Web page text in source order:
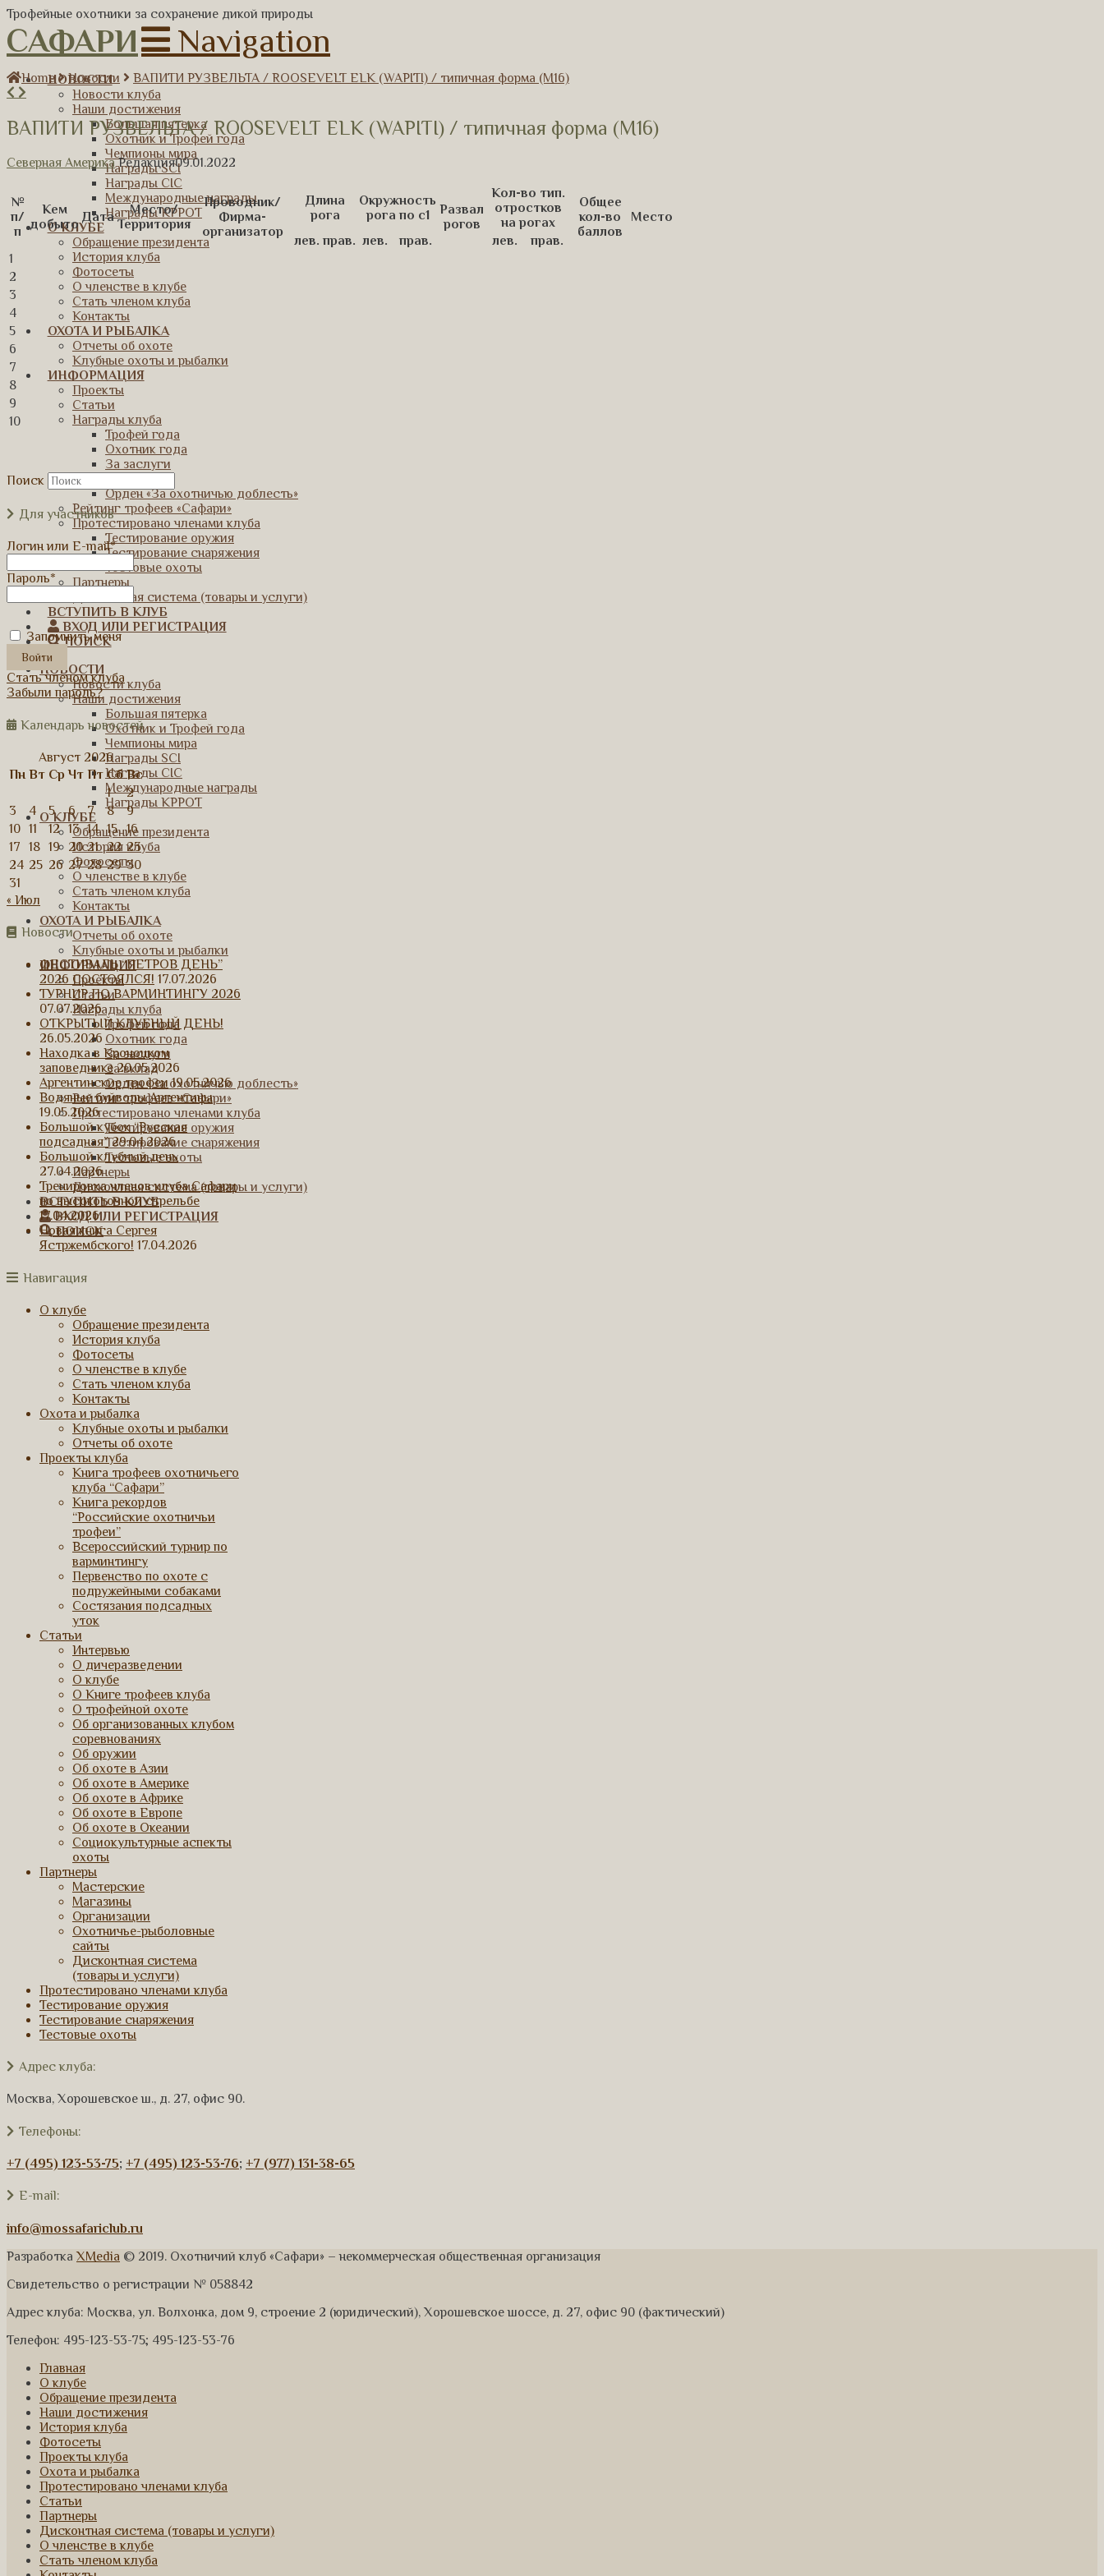
Трофейные охотники за сохранение дикой природы
САФАРИ Navigation
НОВОСТИ
Новости клуба
Наши достижения
Большая пятерка
Охотник и Трофей года
Чемпионы мира
Награды SCI
Награды CIC
Международные награды
Награды КРРОТ
О КЛУБЕ
Обращение президента
История клуба
Фотосеты
О членстве в клубе
Стать членом клуба
Контакты
ОХОТА И РЫБАЛКА
Отчеты об охоте
Клубные охоты и рыбалки
ИНФОРМАЦИЯ
Проекты
Статьи
Награды клуба
Трофей года
Охотник года
За заслуги
Орден «За охотничью доблесть»
Рейтинг трофеев «Сафари»
Протестировано членами клуба
Тестирование оружия
Тестирование снаряжения
Тестовые охоты
Партнеры
Дисконтная система (товары и услуги)
ВСТУПИТЬ В КЛУБ
ВХОД ИЛИ РЕГИСТРАЦИЯ
ПОИСК
НОВОСТИ
Новости клуба
Наши достижения
Большая пятерка
Охотник и Трофей года
Чемпионы мира
Награды SCI
Награды CIC
Международные награды
Награды КРРОТ
О КЛУБЕ
Обращение президента
История клуба
Фотосеты
О членстве в клубе
Стать членом клуба
Контакты
ОХОТА И РЫБАЛКА
Отчеты об охоте
Клубные охоты и рыбалки
ИНФОРМАЦИЯ
Проекты
Статьи
Награды клуба
Трофей года
Охотник года
За заслуги
За вклад
Орден «За охотничью доблесть»
Рейтинг трофеев «Сафари»
Протестировано членами клуба
Тестирование оружия
Тестирование снаряжения
Тестовые охоты
Партнеры
Дисконтная система (товары и услуги)
ВСТУПИТЬ В КЛУБ
ВХОД ИЛИ РЕГИСТРАЦИЯ
ПОИСК
Home Новости ВАПИТИ РУЗВЕЛЬТА / ROOSEVELT ELK (WAPITI) / типичная форма (М16)
ВАПИТИ РУЗВЕЛЬТА / ROOSEVELT ELK (WAPITI) / типичная форма (М16)
Северная АмерикаРедакция09.01.2022
№
п/
п
Кем
добыто Дата
Место/
Территория
Проводник/
Фирма-
организатор
Длина
рога
Окружность
рога по с1
Развал
рогов
Кол-во тип.
отростков
на рогах
Общее
кол-во
баллов
Место
лев. прав. лев. прав. лев.
прав.
1
2
3
4
5
6
7
8
9
10
Поиск
Для участников
Логин или E-mail*
Пароль*
Запомнить меня
Стать членом клуба
Забыли пароль?
Календарь новостей
Август 2026
Пн Вт Ср Чт Пт Сб Вс
1
2
3
4 5 6 7 8
9
10 11 12 13 14 15
16
17
18 19 20 21 22 23
24 25 26 27 28 29 30
31
« Июл
Новости
ФЕСТИВАЛЬ “ПЕТРОВ ДЕНЬ”
2026 СОСТОЯЛСЯ! 17.07.2026
ТУРНИР ПО ВАРМИНТИНГУ 2026
07.07.2026
ОТКРЫТЫЙ КЛУБНЫЙ ДЕНЬ!
26.05.2026
Находка в Кроноцком
заповеднике 20.05.2026
Аргентинские трофеи 19.05.2026
Водяные буйволы Аргентины
19.05.2026
Большой кубок “Русская
подсадная” 29.04.2026
Большой клубный день
27.04.2026
Тренировка членов клуба Сафари
по высокоточной стрельбе
17.04.2026
Новая книга Сергея
Ястржембского! 17.04.2026
Навигация
О клубе
Обращение президента
История клуба
Фотосеты
О членстве в клубе
Стать членом клуба
Контакты
Охота и рыбалка
Клубные охоты и рыбалки
Отчеты об охоте
Проекты клуба
Книга трофеев охотничьего
клуба “Сафари”
Книга рекордов
“Российские охотничьи
трофеи”
Всероссийский турнир по
варминтингу
Первенство по охоте с
подружейными собаками
Состязания подсадных
уток
Статьи
Интервью
О дичеразведении
О клубе
О Книге трофеев клуба
О трофейной охоте
Об организованных клубом
соревнованиях
Об оружии
Об охоте в Азии
Об охоте в Америке
Об охоте в Африке
Об охоте в Европе
Об охоте в Океании
Социокультурные аспекты
охоты
Партнеры
Мастерские
Магазины
Организации
Охотничье-рыболовные
сайты
Дисконтная система
(товары и услуги)
Протестировано членами клуба
Тестирование оружия
Тестирование снаряжения
Тестовые охоты
Адрес клуба:
Москва, Хорошевское ш., д. 27, офис 90.
Телефоны:
+7 (495) 123-53-75; +7 (495) 123-53-76; +7 (977) 131-38-65
E-mail:
info@mossafariclub.ru
Разработка XMedia © 2019. Охотничий клуб «Сафари» – некоммерческая общественная организация
Свидетельство о регистрации № 058842
Адрес клуба: Москва, ул. Волхонка, дом 9, строение 2 (юридический), Хорошевское шоссе, д. 27, офис 90 (фактический)
Телефон: 495-123-53-75; 495-123-53-76
Главная
О клубе
Обращение президента
Наши достижения
История клуба
Фотосеты
Проекты клуба
Охота и рыбалка
Протестировано членами клуба
Статьи
Партнеры
Дисконтная система (товары и услуги)
О членстве в клубе
Стать членом клуба